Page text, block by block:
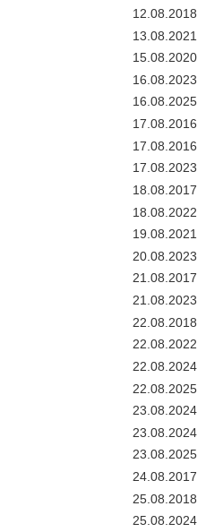
12.08.2018
13.08.2021
15.08.2020
16.08.2023
16.08.2025
17.08.2016
17.08.2016
17.08.2023
18.08.2017
18.08.2022
19.08.2021
20.08.2023
21.08.2017
21.08.2023
22.08.2018
22.08.2022
22.08.2024
22.08.2025
23.08.2024
23.08.2024
23.08.2025
24.08.2017
25.08.2018
25.08.2024